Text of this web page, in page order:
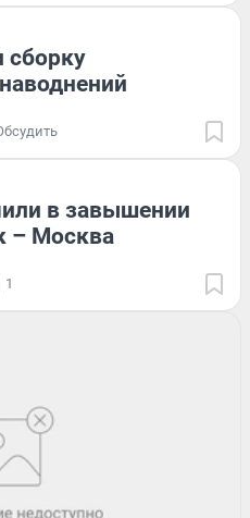
сборку
в завышении
– Москва
1